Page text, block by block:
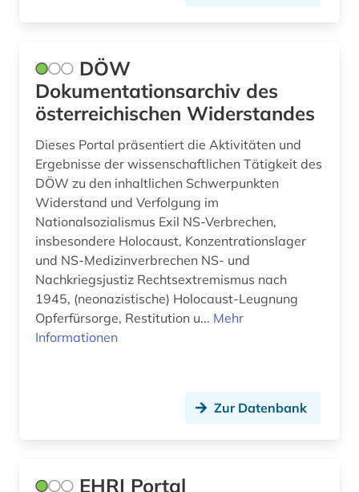
schutzbau (1)
sinti (1)
sowjetunion (1)
städtebau (1)
themar (1)
theologie (1)
thüringen (2)
todesmarsch (1)
verbrechensopfer (2)
DÖW
Dokumentationsarchiv des
österreichischen Widerstandes
Dieses Portal präsentiert die Aktivitäten und
Ergebnisse der wissenschaftlichen Tätigkeit des
DÖW zu den inhaltlichen Schwerpunkten
Widerstand und Verfolgung im
Nationalsozialismus Exil NS-Verbrechen,
insbesondere Holocaust, Konzentrationslager
und NS-Medizinverbrechen NS- und
Nachkriegsjustiz Rechtsextremismus nach
1945, (neonazistische) Holocaust-Leugnung
Opferfürsorge, Restitution u... Mehr
Informationen
Zur Datenbank
EHRI Portal